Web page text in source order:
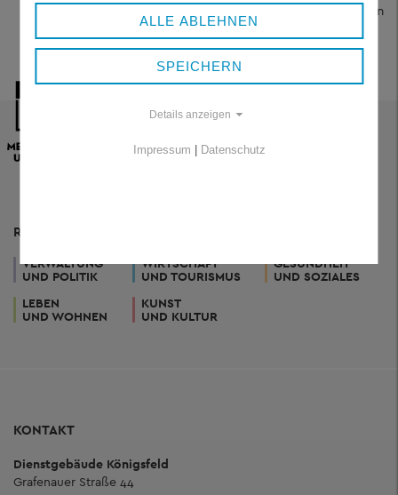
direkt per E-Mail an uns senden. Dies geht allerdings nur in
Zusammenhang mit dem Einsatz der digitalen Signatur.
RESSORTS
VERWALTUNG
UND POLITIK
WIRTSCHAFT
UND TOURISMUS
GESUNDHEIT
UND SOZIALES
LEBEN
UND WOHNEN
KUNST
UND KULTUR
KONTAKT
Dienstgebäude Königsfeld
Grafenauer Straße 44
ALLE ABLEHNEN
SPEICHERN
Details anzeigen
Impressum | Datenschutz